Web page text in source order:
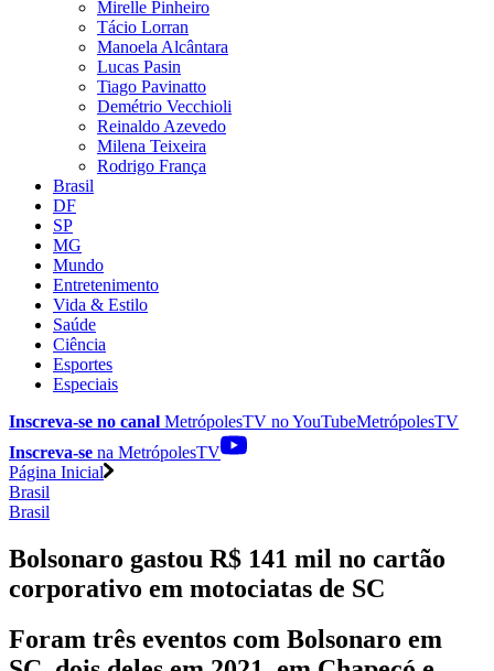
Mirelle Pinheiro
Tácio Lorran
Manoela Alcântara
Lucas Pasin
Tiago Pavinatto
Demétrio Vecchioli
Reinaldo Azevedo
Milena Teixeira
Rodrigo França
Brasil
DF
SP
MG
Mundo
Entretenimento
Vida & Estilo
Saúde
Ciência
Esportes
Especiais
Inscreva-se no canal MetrópolesTV noYouTubeMetrópolesTV
Inscreva-se na MetrópolesTV
Página Inicial
Brasil
Brasil
Bolsonaro gastou R$ 141 mil no cartão
corporativo em motociatas de SC
Foram três eventos com Bolsonaro em